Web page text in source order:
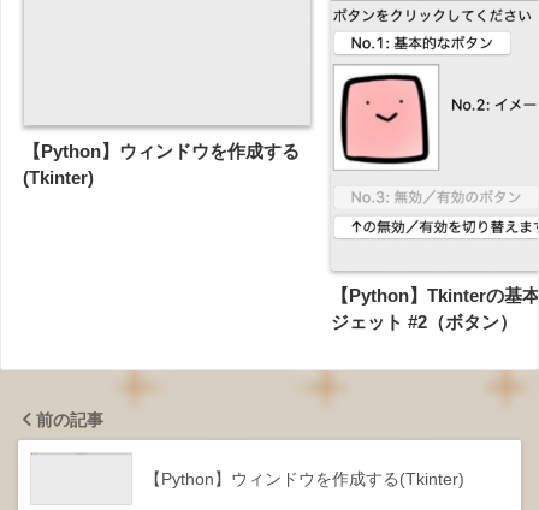
【Python】ウィンドウを作成する
(Tkinter)
【Python】Tkinterの基
ジェット #2（ボタン）
前の記事
【Python】ウィンドウを作成する(Tkinter)